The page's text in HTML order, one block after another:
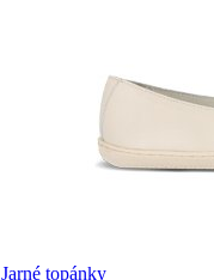
Jarné topánky